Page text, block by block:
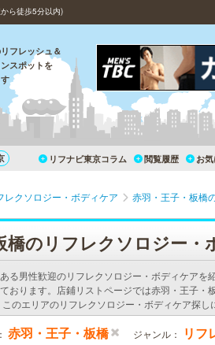
ら徒歩5分以内)
フレッシュ＆
スポットを
リフナビ東京コラム 閲覧履歴 お
レクソロジー・ボディケア 赤羽・王子・板橋
橋のリフレクソロジー・
る男性歓迎のリフレクソロジー・ボディケア
おります。店鋪リストページでは赤羽・王子
のエリアのリフレクソロジー・ボディケア探し
赤羽・王子・板橋 ジャンル： リフ